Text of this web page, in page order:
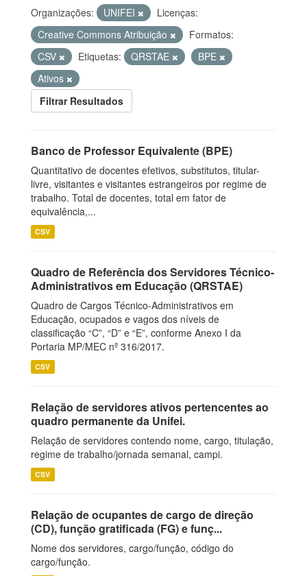
Organizações: UNIFEI
Licenças:
Creative Commons Atribuição
Formatos:
CSV
Etiquetas: QRSTAE
BPE
Ativos
Filtrar Resultados
Banco de Professor Equivalente (BPE)
Quantitativo de docentes efetivos, substitutos, titular-
livre, visitantes e visitantes estrangeiros por regime de
trabalho. Total de docentes, total em fator de
equivalência,...
CSV
Quadro de Referência dos Servidores Técnico-
Administrativos em Educação (QRSTAE)
Quadro de Cargos Técnico-Administrativos em
Educação, ocupados e vagos dos níveis de
classificação “C”, “D” e “E”, conforme Anexo I da
Portaria MP/MEC nº 316/2017.
CSV
Relação de servidores ativos pertencentes ao
quadro permanente da Unifei.
Relação de servidores contendo nome, cargo, titulação,
regime de trabalho/jornada semanal, campi.
CSV
Relação de ocupantes de cargo de direção
(CD), função gratificada (FG) e funç...
Nome dos servidores, cargo/função, código do
cargo/função.